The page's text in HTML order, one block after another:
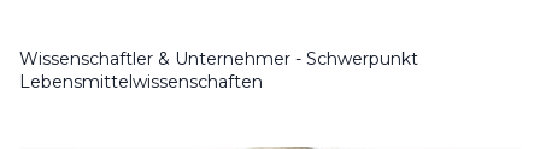
Wissenschaftler & Unternehmer - Schwerpunkt
Lebensmittelwissenschaften